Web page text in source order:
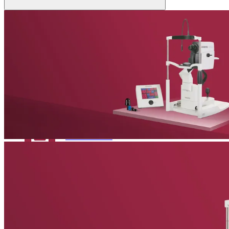
Academy Kontakt
Veranstaltungen
Bevorstehende Ausstellungen, Konferenzen und
Patient:innen
Um keine Neuigkeiten zu verpassen, melden Sie sich für unserenNewsletter